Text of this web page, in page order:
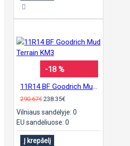
-18 %
290.67€ 238.35€
Vilniaus sandėlyje: 0
EU sandėliuose: 0
Į krepšelį